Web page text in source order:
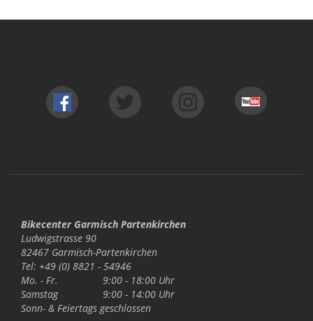
Bikecenter Garmisch Partenkirchen
Ludwigstrasse 90
82467 Garmisch-Partenkirchen
Tel: +49 (0) 8821 - 54946
Mo. - Fr.
9:00 - 18:00 Uhr
Samstag
9:00 - 14:00 Uhr
Sonn- & Feiertags geschlossen